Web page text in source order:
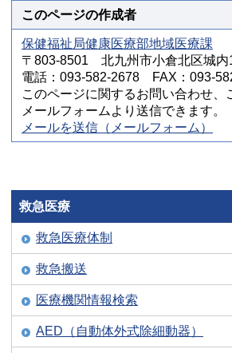
このページの作成者
保健福祉局健康医療部地域医療課
〒803-8501 北九州市小倉北区城内
電話：093-582-2678 FAX：093-
このページに関するお問い合わせ、
メールフォームより送信できます。
メールを送信（メールフォーム）
救急医療
救急医療体制
救急搬送
医療機関情報検索
AED（自動体外式除細動器）